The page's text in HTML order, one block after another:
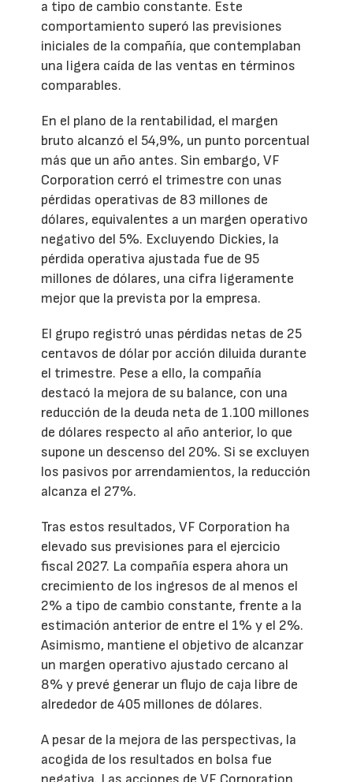
a tipo de cambio constante. Este
comportamiento superó las previsiones
iniciales de la compañía, que contemplaban
una ligera caída de las ventas en términos
comparables.
En el plano de la rentabilidad, el margen
bruto alcanzó el 54,9%, un punto porcentual
más que un año antes. Sin embargo, VF
Corporation cerró el trimestre con unas
pérdidas operativas de 83 millones de
dólares, equivalentes a un margen operativo
negativo del 5%. Excluyendo Dickies, la
pérdida operativa ajustada fue de 95
millones de dólares, una cifra ligeramente
mejor que la prevista por la empresa.
El grupo registró unas pérdidas netas de 25
centavos de dólar por acción diluida durante
el trimestre. Pese a ello, la compañía
destacó la mejora de su balance, con una
reducción de la deuda neta de 1.100 millones
de dólares respecto al año anterior, lo que
supone un descenso del 20%. Si se excluyen
los pasivos por arrendamientos, la reducción
alcanza el 27%.
Tras estos resultados, VF Corporation ha
elevado sus previsiones para el ejercicio
fiscal 2027. La compañía espera ahora un
crecimiento de los ingresos de al menos el
2% a tipo de cambio constante, frente a la
estimación anterior de entre el 1% y el 2%.
Asimismo, mantiene el objetivo de alcanzar
un margen operativo ajustado cercano al
8% y prevé generar un flujo de caja libre de
alrededor de 405 millones de dólares.
A pesar de la mejora de las perspectivas, la
acogida de los resultados en bolsa fue